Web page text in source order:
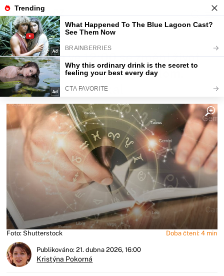
Fajntip.cz Horoskopy a zvěrokruhy
22. dubna ve 12:00 se změní život
jednomu znamení. Přijde zlom,
který nikdo nečekal
Foto: Shutterstock Doba čtení: 4 min
Publikováno: 21. dubna 2026, 16:00
Kristýna Pokorná